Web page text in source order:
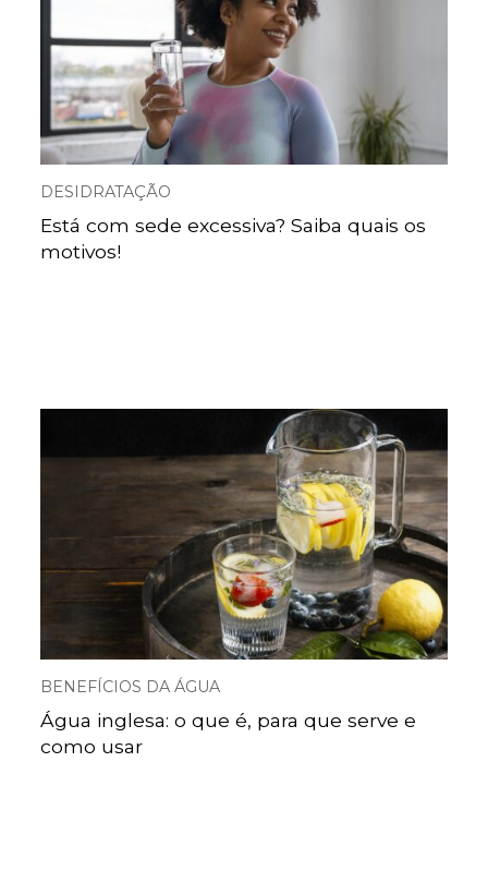
DESIDRATAÇÃO
Está com sede excessiva? Saiba quais os
motivos!
BENEFÍCIOS DA ÁGUA
Água inglesa: o que é, para que serve e
como usar